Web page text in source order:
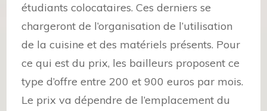
étudiants colocataires. Ces derniers se
chargeront de l’organisation de l’utilisation
de la cuisine et des matériels présents. Pour
ce qui est du prix, les bailleurs proposent ce
type d’offre entre 200 et 900 euros par mois.
Le prix va dépendre de l’emplacement du